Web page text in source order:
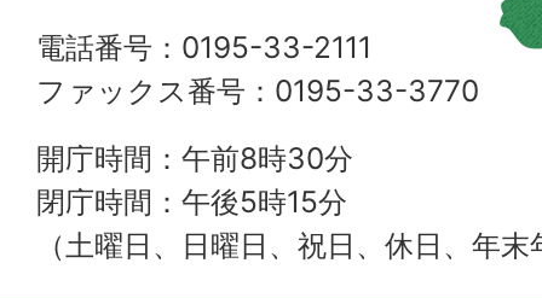
電話番号：0195-33-2111
ファックス番号：0195-33-3770
開庁時間：午前8時30分
閉庁時間：午後5時15分
（土曜日、日曜日、祝日、休日、年